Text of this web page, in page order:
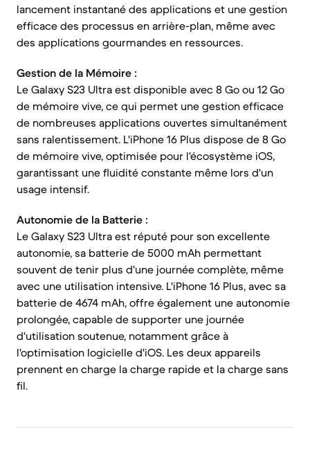
lancement instantané des applications et une gestion
efficace des processus en arrière-plan, même avec
des applications gourmandes en ressources.
Gestion de la Mémoire :
Le Galaxy S23 Ultra est disponible avec 8 Go ou 12 Go
de mémoire vive, ce qui permet une gestion efficace
de nombreuses applications ouvertes simultanément
sans ralentissement. L'iPhone 16 Plus dispose de 8 Go
de mémoire vive, optimisée pour l'écosystème iOS,
garantissant une fluidité constante même lors d'un
usage intensif.
Autonomie de la Batterie :
Le Galaxy S23 Ultra est réputé pour son excellente
autonomie, sa batterie de 5000 mAh permettant
souvent de tenir plus d'une journée complète, même
avec une utilisation intensive. L'iPhone 16 Plus, avec sa
batterie de 4674 mAh, offre également une autonomie
prolongée, capable de supporter une journée
d'utilisation soutenue, notamment grâce à
l'optimisation logicielle d'iOS. Les deux appareils
prennent en charge la charge rapide et la charge sans
fil.